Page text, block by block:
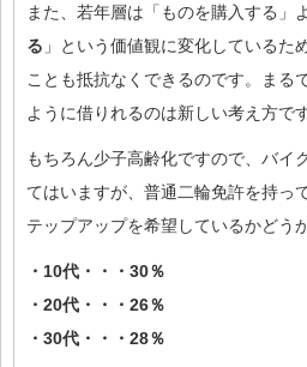
また、若年層は「ものを購入する」
る 」という価値観に変化しているた
ことも抵抗なくできるのです。まる
ように借りれるのは新しい考え方で
もちろん少子高齢化ですので、バイ
てはいますが、普通二輪免許を持っ
テップアップを希望しているかどう
・10代・・・30％
・20代・・・26％
・30代・・・28％